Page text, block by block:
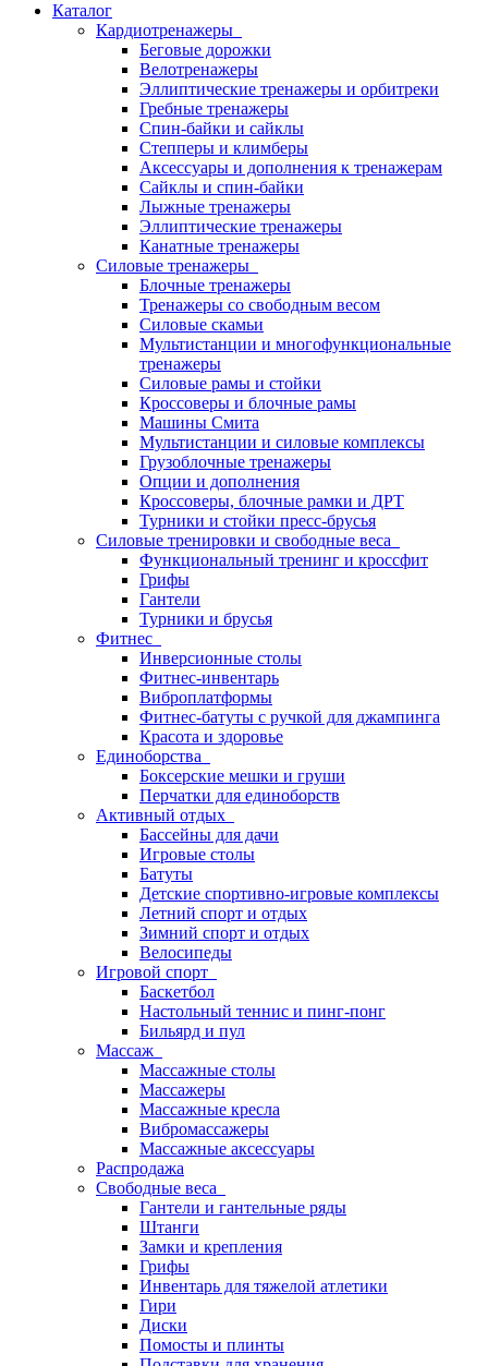
Каталог
Кардиотренажеры
Беговые дорожки
Велотренажеры
Эллиптические тренажеры и орбитреки
Гребные тренажеры
Спин-байки и сайклы
Степперы и климберы
Аксессуары и дополнения к тренажерам
Сайклы и спин-байки
Лыжные тренажеры
Эллиптические тренажеры
Канатные тренажеры
Силовые тренажеры
Блочные тренажеры
Тренажеры со свободным весом
Силовые скамьи
Мультистанции и многофункциональные
тренажеры
Силовые рамы и стойки
Кроссоверы и блочные рамы
Машины Смита
Мультистанции и силовые комплексы
Грузоблочные тренажеры
Опции и дополнения
Кроссоверы, блочные рамки и ДРТ
Турники и стойки пресс-брусья
Силовые тренировки и свободные веса
Функциональный тренинг и кроссфит
Грифы
Гантели
Турники и брусья
Фитнес
Инверсионные столы
Фитнес-инвентарь
Виброплатформы
Фитнес-батуты с ручкой для джампинга
Красота и здоровье
Единоборства
Боксерские мешки и груши
Перчатки для единоборств
Активный отдых
Бассейны для дачи
Игровые столы
Батуты
Детские спортивно-игровые комплексы
Летний спорт и отдых
Зимний спорт и отдых
Велосипеды
Игровой спорт
Баскетбол
Настольный теннис и пинг-понг
Бильярд и пул
Массаж
Массажные столы
Массажеры
Массажные кресла
Вибромассажеры
Массажные аксессуары
Распродажа
Свободные веса
Гантели и гантельные ряды
Штанги
Замки и крепления
Грифы
Инвентарь для тяжелой атлетики
Гири
Диски
Помосты и плинты